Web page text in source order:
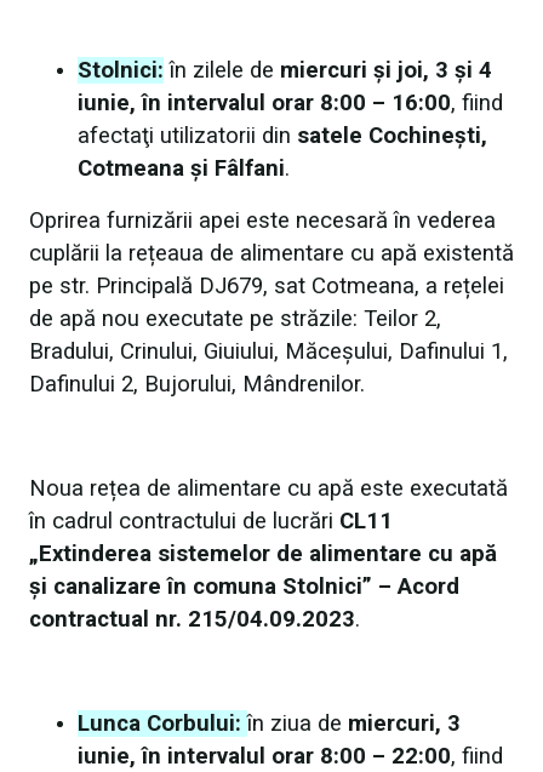
Stolnici: în zilele de miercuri și joi, 3 și 4
iunie, în intervalul orar 8:00 – 16:00, fiind
afectaţi utilizatorii din satele Cochinești,
Cotmeana și Fâlfani.
Oprirea furnizării apei este necesară în vederea
cuplării la rețeaua de alimentare cu apă existentă
pe str. Principală DJ679, sat Cotmeana, a rețelei
de apă nou executate pe străzile: Teilor 2,
Bradului, Crinului, Giuiului, Măceșului, Dafinului 1,
Dafinului 2, Bujorului, Mândrenilor.
Noua rețea de alimentare cu apă este executată
în cadrul contractului de lucrări CL11
„Extinderea sistemelor de alimentare cu apă
și canalizare în comuna Stolnici” – Acord
contractual nr. 215/04.09.2023.
Lunca Corbului: în ziua de miercuri, 3
iunie, în intervalul orar 8:00 – 22:00, fiind